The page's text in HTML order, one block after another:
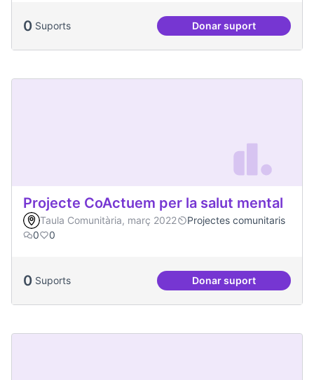
0 Suports Donar suport
Processos
Projecte CoActuem per la salut mental
Taula Comunitària, març 2022
Projectes comunitaris
0
0
0 Suports Donar suport
Projecte